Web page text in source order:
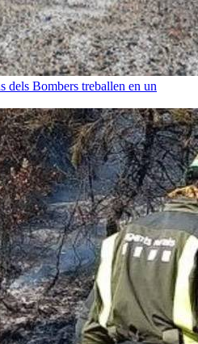
dels Bombers treballen en un